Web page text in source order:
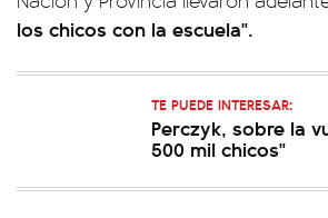
los chicos con la escuela".
TE PUEDE INTERESAR:
Perczyk, sobre la
500 mil chicos"